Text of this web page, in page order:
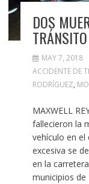
DOS
MAY 7, 2018
ACCIDENTE DE
RODRÍGUEZ,
MAXWELL
fallecieron la
vehículo en el
excesiva se
en la
municipios de